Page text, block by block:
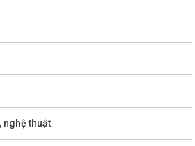
nghệ thuật